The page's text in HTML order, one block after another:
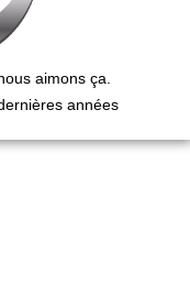
aimons ça.
années